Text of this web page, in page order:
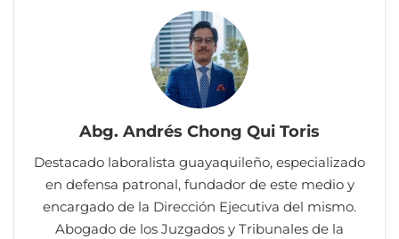
Abg. Andrés Chong Qui Toris
Destacado laboralista guayaquileño, especializado
en defensa patronal, fundador de este medio y
encargado de la Dirección Ejecutiva del mismo.
Abogado de los Juzgados y Tribunales de la